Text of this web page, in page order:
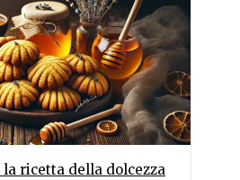
ricetta della dolcezza